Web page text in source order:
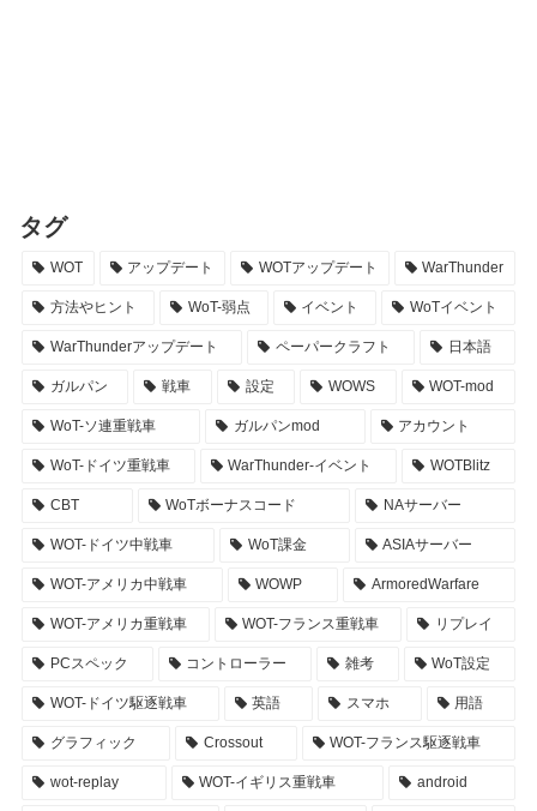
タグ
WOT アップデート WOTアップデート WarThunder
方法やヒント WoT-弱点 イベント WoTイベント
WarThunderアップデート ペーパークラフト 日本語
ガルパン 戦車 設定 WOWS WOT-mod
WoT-ソ連重戦車 ガルパンmod アカウント
WoT-ドイツ重戦車 WarThunder-イベント WOTBlitz
CBT WoTボーナスコード NAサーバー
WOT-ドイツ中戦車 WoT課金 ASIAサーバー
WOT-アメリカ中戦車 WOWP ArmoredWarfare
WOT-アメリカ重戦車 WOT-フランス重戦車 リプレイ
PCスペック コントローラー 雑考 WoT設定
WOT-ドイツ駆逐戦車 英語 スマホ 用語
グラフィック Crossout WOT-フランス駆逐戦車
wot-replay WOT-イギリス重戦車 android